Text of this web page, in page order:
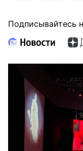
Подписывайтесь